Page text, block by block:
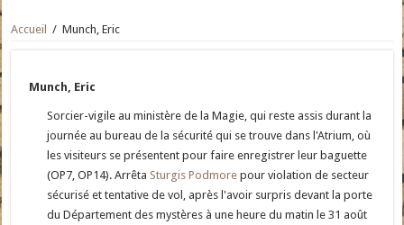
Accueil / Munch, Eric
Munch, Eric
Sorcier-vigile au ministère de la Magie, qui reste assis durant la
journée au bureau de la sécurité qui se trouve dans l'Atrium, où
les visiteurs se présentent pour faire enregistrer leur baguette
(OP7, OP14). Arrêta Sturgis Podmore pour violation de secteur
sécurisé et tentative de vol, après l'avoir surpris devant la porte
du Département des mystères à une heure du matin le 31 août